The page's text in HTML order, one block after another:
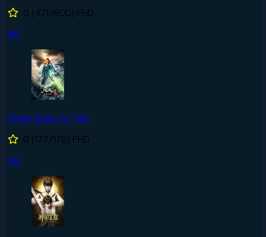
0 (471/800) FHD
#5
Phàm Nhân Tu Tiên
0 (177/176) FHD
#6